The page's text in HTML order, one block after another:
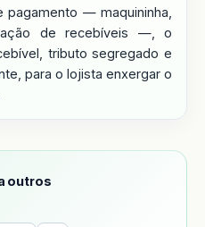
— maquininha,
de recebíveis —, o
tributo segregado e
para o lojista enxergar o
outros